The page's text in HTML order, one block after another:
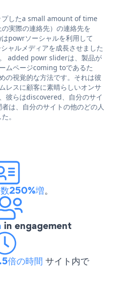
プしたa small amount of time
実際の連絡先）の連絡先を
powrソーシャルを利用して
ャルメディアを成長させました
added powr sliderは、製品が
ムページcoming toであるた
の視覚的な方法です。それは彼
レスに顧客に素晴らしいオンサ
彼らはdiscovered、自分のサイ
は、自分のサイトの他のどの人
。
250%増。
in engagement
倍の時間 サイト内で